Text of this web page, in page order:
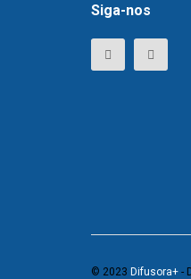
Siga-nos
© 2023 Difusora+ -